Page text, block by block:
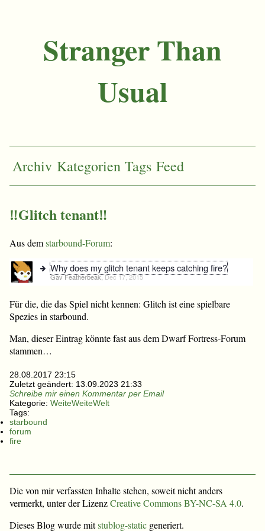
Stranger Than
Usual
Archiv Kategorien Tags Feed
‼Glitch tenant‼
Aus demstarbound-Forum:
Für die, die das Spiel nicht kennen: Glitch ist eine spielbare
Spezies in starbound.
Man, dieser Eintrag könnte fast aus dem Dwarf Fortress-Forum
stammen…
28.08.2017 23:15
Zuletzt geändert: 13.09.2023 21:33
Schreibe mir einen Kommentar per Email
Kategorie: WeiteWeiteWelt
Tags:
starbound
forum
fire
Die von mir verfassten Inhalte stehen, soweit nicht anders
vermerkt, unter der LizenzCreative Commons BY-NC-SA 4.0.
Dieses Blog wurde mitstublog-static generiert.